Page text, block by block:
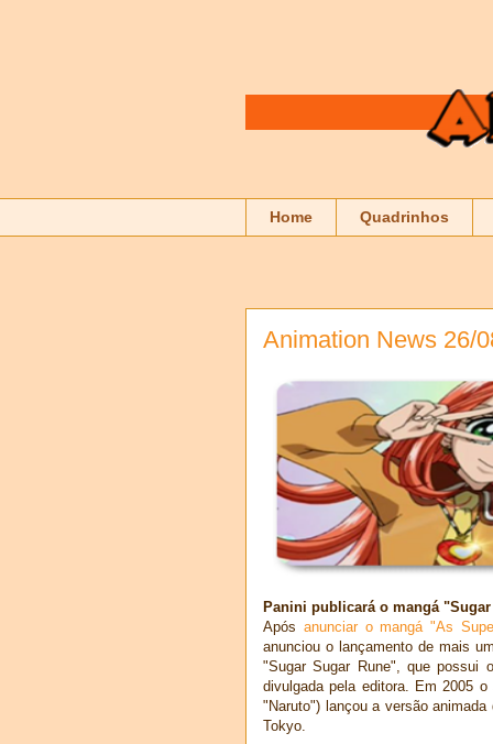
Home Quadrinhos
Animation News 26/
Panini publicará o mangá
Após anunciar o mangá "As
anunciou o lançamento de mais
"Sugar Sugar Rune", que possui
divulgada pela editora.
Em 2005 o
"Naruto") lançou a versão
Tokyo.